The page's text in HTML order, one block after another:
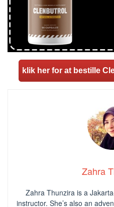
klik her for at bestille
Zahra
Zahra Thunzira is a
instructor. She’s also an